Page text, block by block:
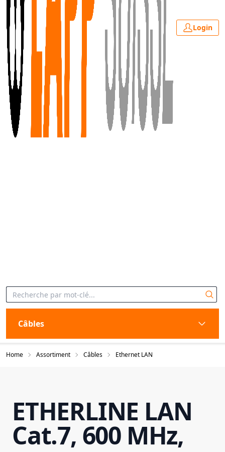
Login
Câbles
Home Assortiment Câbles Ethernet LAN
ETHERLINE LAN
Cat.7, 600 MHz,